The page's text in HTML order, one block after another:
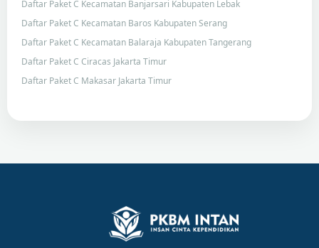
Daftar Paket C Kecamatan Banjarsari Kabupaten Lebak
Daftar Paket C Kecamatan Baros Kabupaten Serang
Daftar Paket C Kecamatan Balaraja Kabupaten Tangerang
Daftar Paket C Ciracas Jakarta Timur
Daftar Paket C Makasar Jakarta Timur